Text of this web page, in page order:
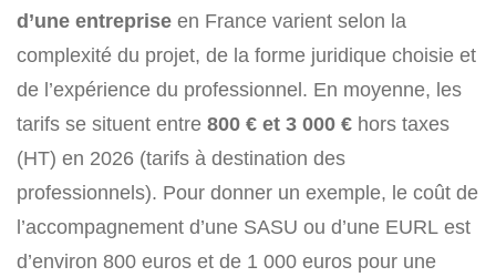
d’une entreprise en France varient selon la
complexité du projet, de la forme juridique choisie et
de l’expérience du professionnel. En moyenne, les
tarifs se situent entre 800 € et 3 000 € hors taxes
(HT) en 2026 (tarifs à destination des
professionnels). Pour donner un exemple, le coût de
l’accompagnement d’une SASU ou d’une EURL est
d’environ 800 euros et de 1 000 euros pour une